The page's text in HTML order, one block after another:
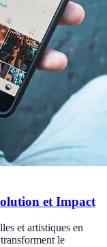
et Impact
et artistiques en
le